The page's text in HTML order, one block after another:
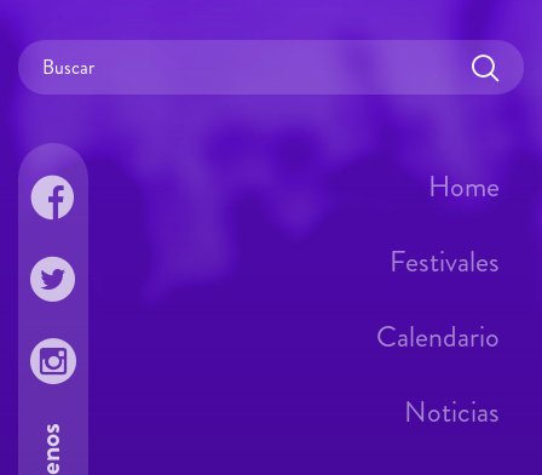
Home
Festivales
Calendario
Noticias